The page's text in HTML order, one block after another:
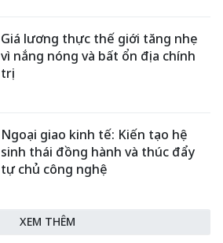
Giá lương thực thế giới tăng nhẹ
vì nắng nóng và bất ổn địa chính
trị
Ngoại giao kinh tế: Kiến tạo hệ
sinh thái đồng hành và thúc đẩy
tự chủ công nghệ
XEM THÊM